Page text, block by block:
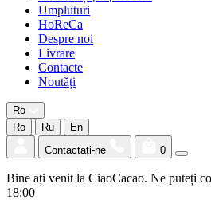
Umpluturi
HoReCa
Despre noi
Livrare
Contacte
Noutăți
Ro
Ro
Ru
En
Contactați-ne
0
Bine ați venit la CiaoCacao. Ne puteți
18:00